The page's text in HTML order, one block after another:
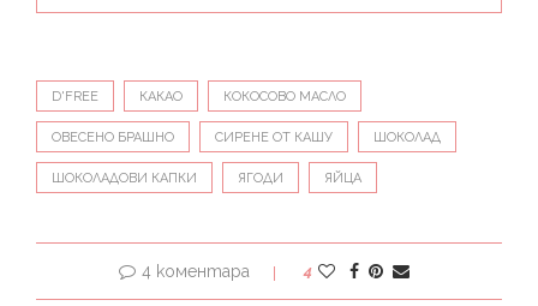
D'FREE КАКАО КОКОСОВО МАСЛО
ОВЕСЕНО БРАШНО СИРЕНЕ ОТ КАШУ ШОКОЛАД
ШОКОЛАДОВИ КАПКИ ЯГОДИ ЯЙЦА
4 коментара 4